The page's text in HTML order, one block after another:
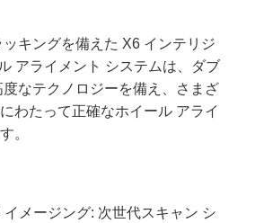
キングを備えた X6 インテリジ
アライメント システムは、ダブ
なテクノロジーを備え、さまざ
わたって正確なホイール アライ
。
イメージング: 次世代スキャン シ